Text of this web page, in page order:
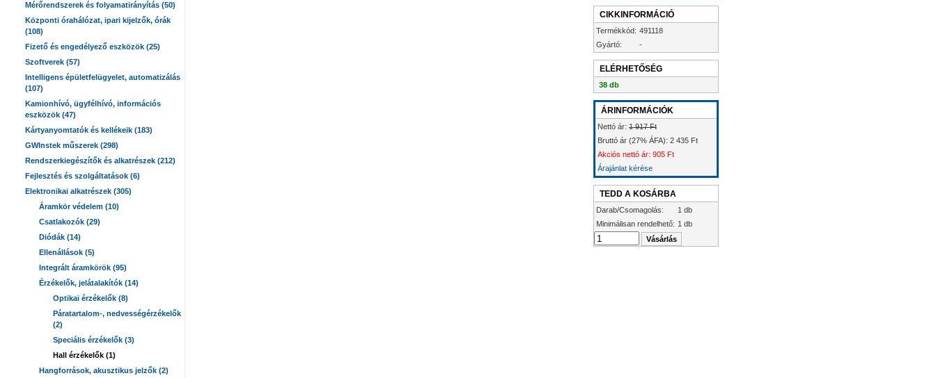
Mérőrendszerek és folyamatirányítás (50)
Központi órahálózat, ipari kijelzők, órák
(108)
Fizető és engedélyező eszközök (25)
Szoftverek (57)
Intelligens épületfelügyelet, automatizálás
(107)
Kamionhívó, ügyfélhívó, információs
eszközök (47)
Kártyanyomtatók és kellékeik (183)
GWInstek műszerek (298)
Rendszerkiegészítők és alkatrészek (212)
Fejlesztés és szolgáltatások (6)
Elektronikai alkatrészek (305)
Áramkör védelem (10)
Csatlakozók (29)
Diódák (14)
Ellenállások (5)
Integrált áramkörök (95)
Érzékelők, jelátalakítók (14)
Optikai érzékelők (8)
Páratartalom-, nedvességérzékelők
(2)
Speciális érzékelők (3)
Hall érzékelők (1)
Hangforrások, akusztikus jelzők (2)
CIKKINFORMÁCIÓ
Termékkód: 491118
Gyártó:
-
ELÉRHETŐSÉG
38 db
ÁRINFORMÁCIÓK
Nettó ár: 1 917 Ft
Bruttó ár (27% ÁFA): 2 435 Ft
Akciós nettó ár: 905 Ft
Árajánlat kérése
TEDD A KOSÁRBA
Darab/Csomagolás:
1 db
Minimálisan rendelhető: 1 db